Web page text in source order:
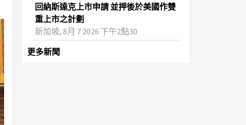
回納斯達克上市申請 並押後於美國作雙
重上市之計劃
新加坡, 8月 7 2026 下午2點30
更多新聞